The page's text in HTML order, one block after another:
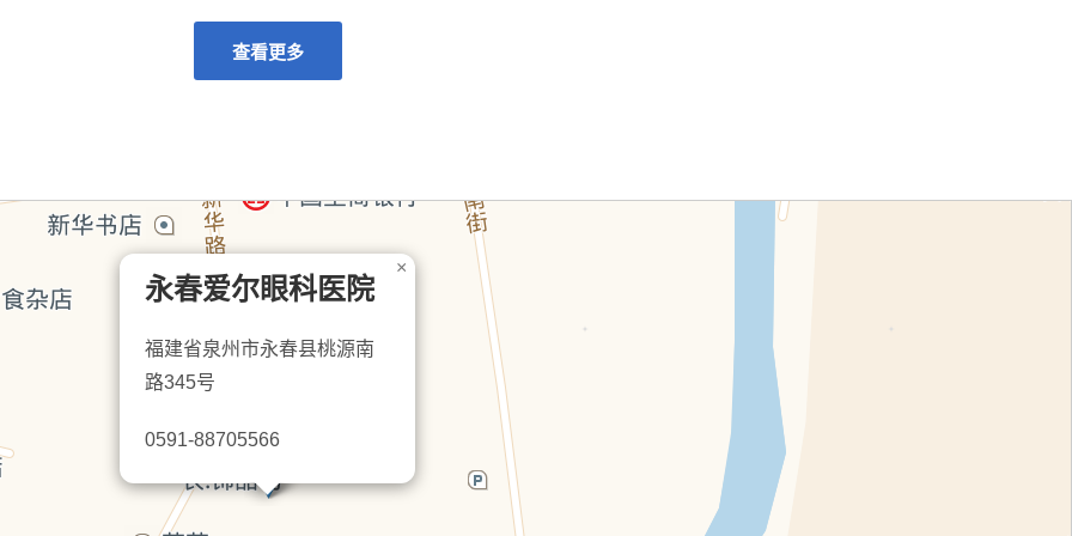
查看更多
永春爱尔眼科医院
福建省泉州市永春县桃源南
路345号
0591-88705566
×